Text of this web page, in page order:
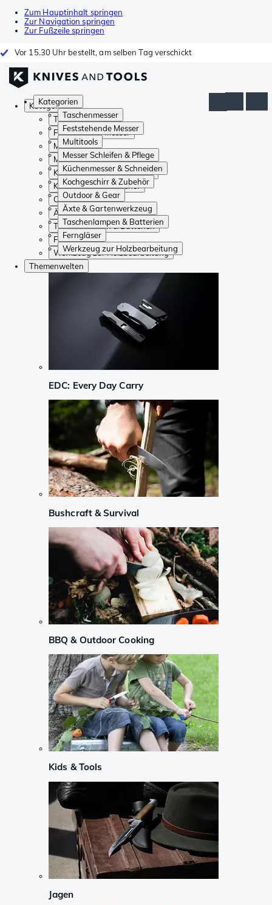
Zum Hauptinhalt springen
Zur Navigation springen
Zur Fußzeile springen
Vor 15.30 Uhr bestellt, am selben Tag verschickt
Kategorien
Taschenmesser
Feststehende Messer
Multitools
Messer Schleifen & Pflege
Küchenmesser & Schneiden
Kochgeschirr & Zubehör
Outdoor & Gear
Äxte & Gartenwerkzeug
Taschenlampen & Batterien
Ferngläser
Werkzeug zur Holzbearbeitung
Kategorien
Taschenmesser
Feststehende Messer
Multitools
Messer Schleifen & Pflege
Küchenmesser & Schneiden
Kochgeschirr & Zubehör
Outdoor & Gear
Äxte & Gartenwerkzeug
Taschenlampen & Batterien
Ferngläser
Werkzeug zur Holzbearbeitung
Themenwelten
EDC: Every Day Carry
Bushcraft & Survival
BBQ & Outdoor Cooking
Kids & Tools
Jagen